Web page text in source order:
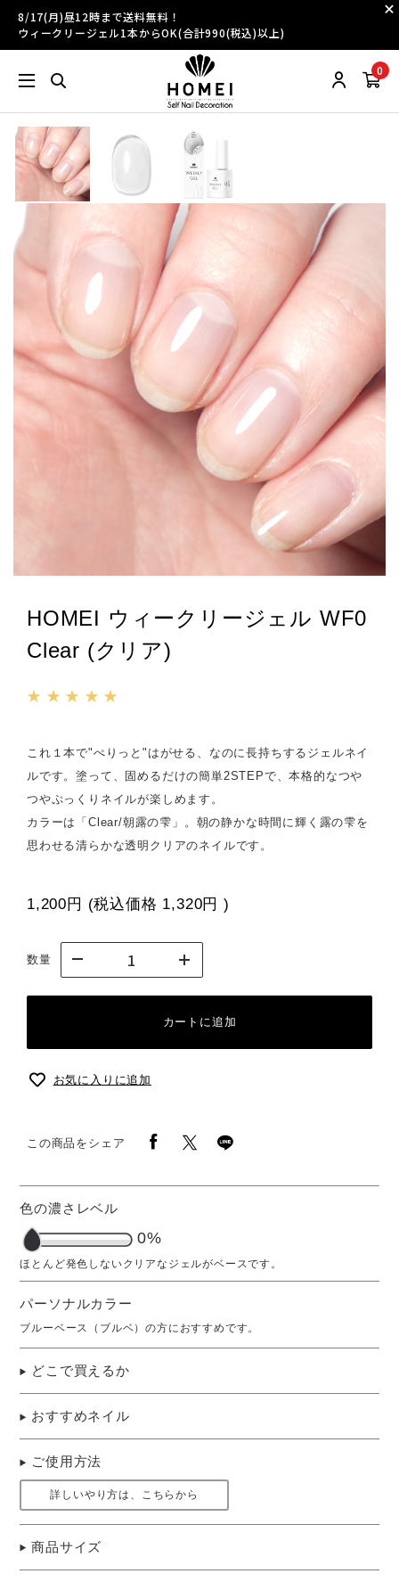
8/17(月)昼12時まで送料無料！
ウィークリージェル1本からOK(合計990(税込)以上)
0
HOMEI ウィークリージェル WF0
Clear (クリア)
★ ★ ★ ★ ★
これ１本で"ぺりっと"はがせる、なのに長持ちするジェルネイ
ルです。塗って、固めるだけの簡単2STEPで、本格的なつや
つやぷっくりネイルが楽しめます。
カラーは「Clear/朝露の雫」。朝の静かな時間に輝く露の雫を
思わせる清らかな透明クリアのネイルです。
1,200円 (税込価格 1,320円 )
数量
カートに追加
お気に入りに追加
この商品をシェア
色の濃さレベル
0%
パーソナルカラー
ブルーベース（ブルベ）の方におすすめです。
どこで買えるか
おすすめネイル
ご使用方法
詳しいやり方は、こちらから
商品サイズ